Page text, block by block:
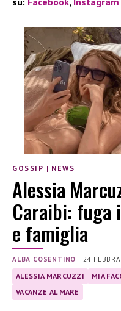
GOSSIP | NEWS
Alessia
Caraibi: fuga
e famiglia
ALBA COSENTINO | 24
ALESSIA MARCUZZI MIA
VACANZE AL MARE